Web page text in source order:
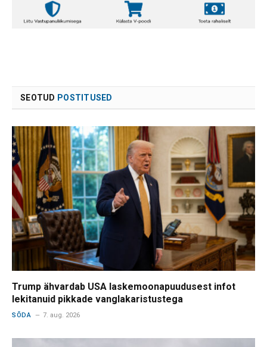
SEOTUD POSTITUSED
Trump ähvardab USA laskemoonapuudusest infot
lekitanuid pikkade vanglakaristustega
SÕDA 7. aug. 2026